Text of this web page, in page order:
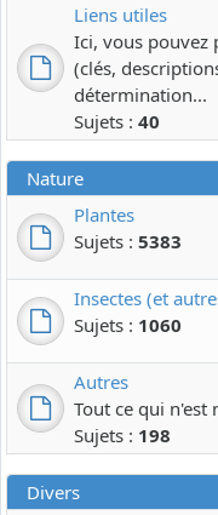
Liens utiles
Ici, vous pouvez
(clés,
détermination...
Sujets : 40
Nature
Plantes
Sujets : 5383
Insectes (et
Sujets : 1060
Autres
Tout ce qui n'est
Sujets : 198
Divers